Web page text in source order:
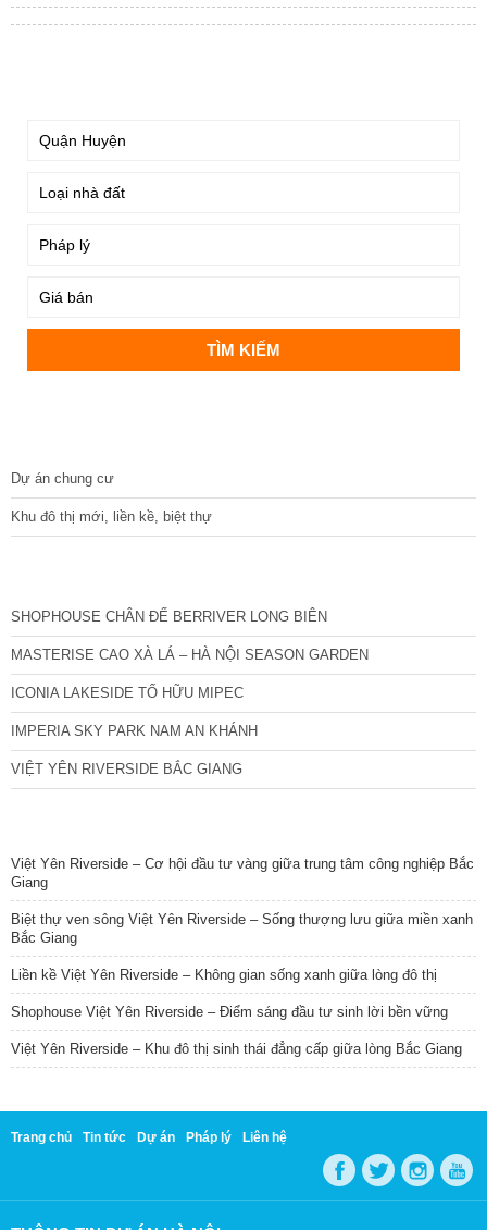
Dự án chung cư
Khu đô thị mới, liền kề, biệt thự
SHOPHOUSE CHÂN ĐẾ BERRIVER LONG BIÊN
MASTERISE CAO XÀ LÁ – HÀ NỘI SEASON GARDEN
ICONIA LAKESIDE TỐ HỮU MIPEC
IMPERIA SKY PARK NAM AN KHÁNH
VIỆT YÊN RIVERSIDE BẮC GIANG
Việt Yên Riverside – Cơ hội đầu tư vàng giữa trung tâm công nghiệp Bắc
Giang
Biệt thự ven sông Việt Yên Riverside – Sống thượng lưu giữa miền xanh
Bắc Giang
Liền kề Việt Yên Riverside – Không gian sống xanh giữa lòng đô thị
Shophouse Việt Yên Riverside – Điểm sáng đầu tư sinh lời bền vững
Việt Yên Riverside – Khu đô thị sinh thái đẳng cấp giữa lòng Bắc Giang
Trang chủ Tin tức Dự án Pháp lý Liên hệ